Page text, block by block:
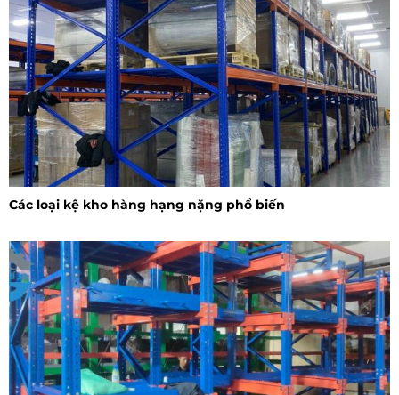
Các loại kệ kho hàng hạng nặng phổ biến